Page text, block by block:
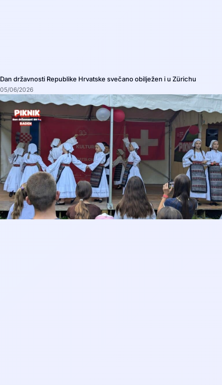
Dan državnosti Republike Hrvatske svečano obilježen i u Zürichu
05/06/2026